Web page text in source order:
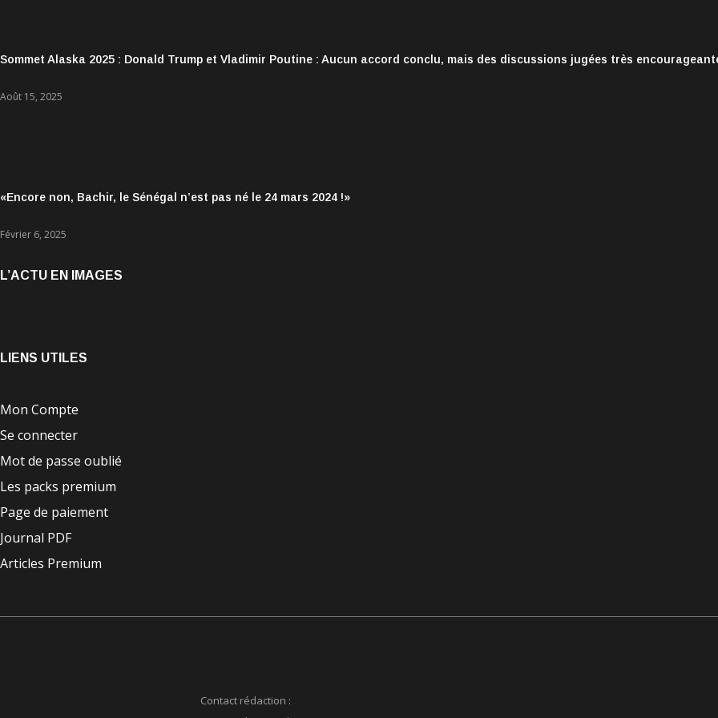
Sommet Alaska 2025 : Donald Trump et Vladimir Poutine : Aucun accord conclu, mais des discussions jugées très
Août 15, 2025
«Encore non, Bachir, le Sénégal n’est pas né le 24 mars 2024 !»
Février 6, 2025
L’ACTU EN IMAGES
LIENS UTILES
Mon Compte
Se connecter
Mot de passe oublié
Les packs premium
Page de paiement
Journal PDF
Articles Premium
Contact rédaction :